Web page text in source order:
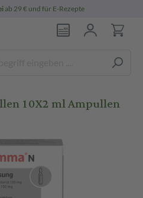
ab 29 € und für E-Rezepte
10X2 ml Ampullen